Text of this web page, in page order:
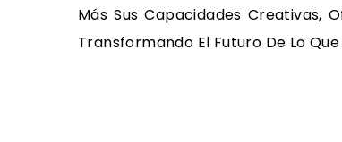
Más Sus Capacidades Creativas,
Transformando El Futuro De Lo